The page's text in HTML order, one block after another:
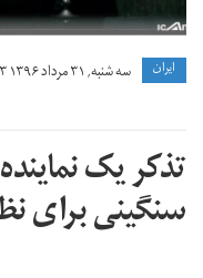
ايران سه شنبه, ۳۱ مرداد ۱۳۹۶ ۱۸:۳۳
تذکر یک
سنگینی برای